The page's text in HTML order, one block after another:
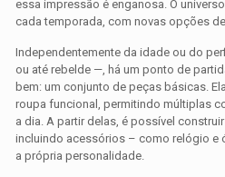
essa impressão é enganosa. O
cada temporada, com novas opções
Independentemente da idade ou do
ou até rebelde —, há um ponto de
bem: um conjunto de peças básicas.
roupa funcional, permitindo múltiplas
a dia. A partir delas, é possível
incluindo acessórios – como relógio e
a própria personalidade.